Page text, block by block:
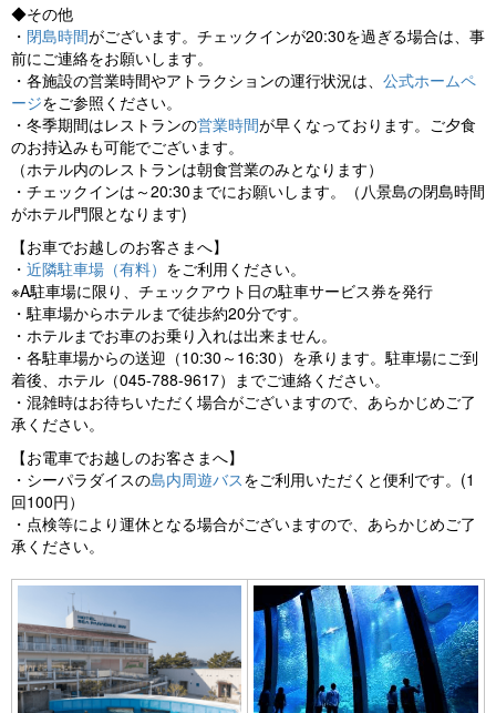
◆その他
・ 閉島時間がございます。チェックインが20:30を過ぎる場合は、事
前にご連絡をお願いします。
・各施設の営業時間やアトラクションの運行状況は、 公式ホームペ
ージをご参照ください。
・冬季期間はレストランの営業時間が早くなっております。ご夕食
のお持込みも可能でございます。
（ホテル内のレストランは朝食営業のみとなります）
・チェックインは～20:30までにお願いします。（八景島の閉島時間
がホテル門限となります)
【お車でお越しのお客さまへ】
・ 近隣駐車場（有料） をご利用ください。
※A駐車場に限り、チェックアウト日の駐車サービス券を発行
・駐車場からホテルまで徒歩約20分です。
・ホテルまでお車のお乗り入れは出来ません。
・各駐車場からの送迎（10:30～16:30）を承ります。駐車場にご到
着後、ホテル（045-788-9617）までご連絡ください。
・混雑時はお待ちいただく場合がございますので、あらかじめご了
承ください。
【お電車でお越しのお客さまへ】
・シーパラダイスの島内周遊バスをご利用いただくと便利です。(1
回100円）
・点検等により運休となる場合がございますので、あらかじめご了
承ください。